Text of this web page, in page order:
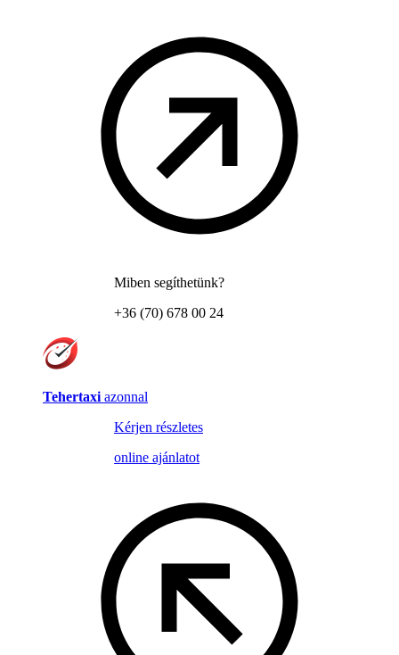
Miben segíthetünk?
+36 (70) 678 00 24
Tehertaxi azonnal
Kérjen részletes
online ajánlatot